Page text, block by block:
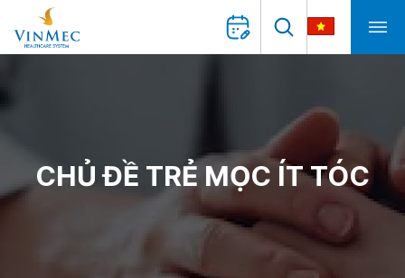
CHỦ ĐỀ TRẺ MỌC ÍT TÓC